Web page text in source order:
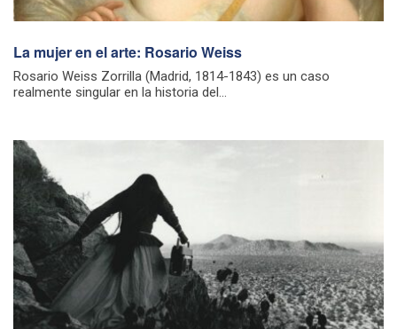
La mujer en el arte: Rosario Weiss
Rosario Weiss Zorrilla (Madrid, 1814-1843) es un caso
realmente singular en la historia del...